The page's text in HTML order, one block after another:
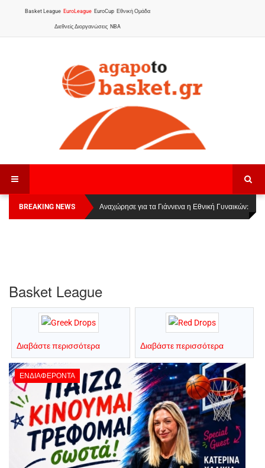
Basket League EuroLeague EuroCup Εθνική Ομάδα
Διεθνείς Διοργανώσεις NBA
BREAKING NEWS
Οι Πάνθηρες Καβάλας στην Women Basketball
League 1
Αναχώρησε για τα Γιάννενα η Εθνική Γυναικών:
Basket League
Διαβάστε περισσότερα Διαβάστε περισσότερα
ΕΝΔΙΑΦΈΡΟΝΤΑ